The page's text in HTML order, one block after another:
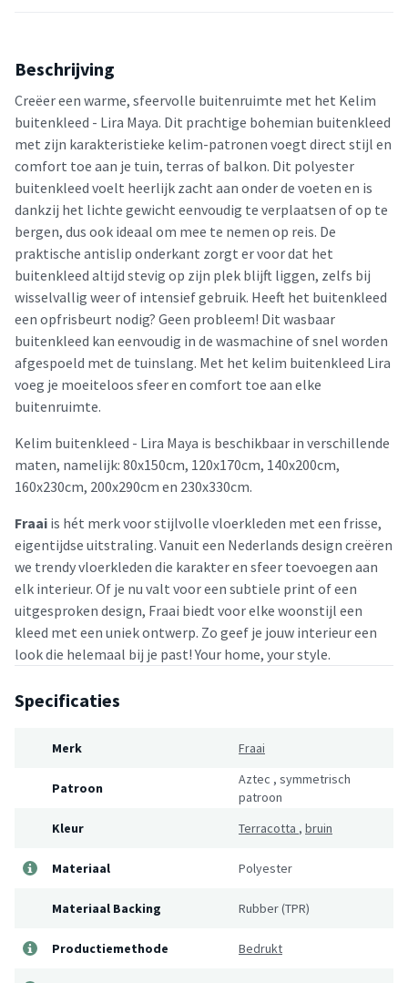
Beschrijving
Creëer een warme, sfeervolle buitenruimte met het Kelim
buitenkleed - Lira Maya. Dit prachtige bohemian buitenkleed
met zijn karakteristieke kelim-patronen voegt direct stijl en
comfort toe aan je tuin, terras of balkon. Dit polyester
buitenkleed voelt heerlijk zacht aan onder de voeten en is
dankzij het lichte gewicht eenvoudig te verplaatsen of op te
bergen, dus ook ideaal om mee te nemen op reis. De
praktische antislip onderkant zorgt er voor dat het
buitenkleed altijd stevig op zijn plek blijft liggen, zelfs bij
wisselvallig weer of intensief gebruik. Heeft het buitenkleed
een opfrisbeurt nodig? Geen probleem! Dit wasbaar
buitenkleed kan eenvoudig in de wasmachine of snel worden
afgespoeld met de tuinslang. Met het kelim buitenkleed Lira
voeg je moeiteloos sfeer en comfort toe aan elke
buitenruimte.
Kelim buitenkleed - Lira Maya is beschikbaar in verschillende
maten, namelijk: 80x150cm, 120x170cm, 140x200cm,
160x230cm, 200x290cm en 230x330cm.
Fraai is hét merk voor stijlvolle vloerkleden met een frisse,
eigentijdse uitstraling. Vanuit een Nederlands design creëren
we trendy vloerkleden die karakter en sfeer toevoegen aan
elk interieur. Of je nu valt voor een subtiele print of een
uitgesproken design, Fraai biedt voor elke woonstijl een
kleed met een uniek ontwerp. Zo geef je jouw interieur een
look die helemaal bij je past! Your home, your style.
Specificaties
Merk Fraai
Patroon
Aztec , symmetrisch
patroon
Kleur
Terracotta , bruin
Materiaal Polyester
Materiaal Backing Rubber (TPR)
Productiemethode Bedrukt